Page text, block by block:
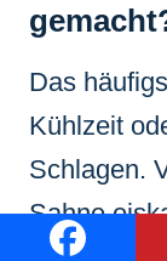
Das
Kühlzeit
Schlagen.
Sahne